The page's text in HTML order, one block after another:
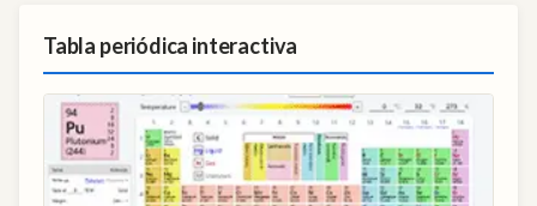
Tabla periódica interactiva